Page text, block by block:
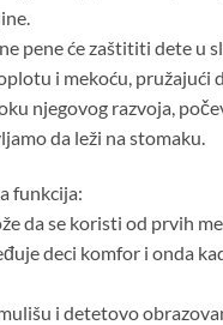
pene će zaštititi dete u
i mekoću, pružajući
njegovog razvoja,
da leži na stomaku.
funkcija:
da se koristi od prvih
deci komfor i onda
i detetovo